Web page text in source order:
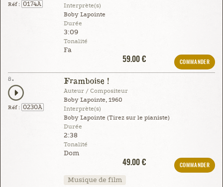
Réf : 0174A
Interprète(s)
Boby Lapointe
Durée
3:09
Tonalité
Fa
59.00 €
COMMANDER
8.
Réf : 0230A
Framboise !
Auteur / Compositeur
Boby Lapointe, 1960
Interprète(s)
Boby Lapointe (Tirez sur le pianiste)
Durée
2:38
Tonalité
Dom
49.00 €
COMMANDER
Musique de film